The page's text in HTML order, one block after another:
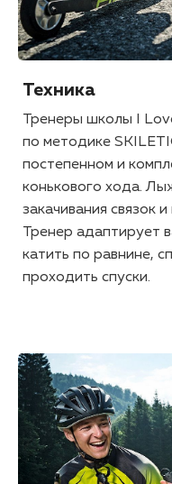
Техника
Тренеры школы I
по методике
постепенном и
конькового хода.
закачивания связок
Тренер адаптирует
катить по равнине,
проходить спуски.